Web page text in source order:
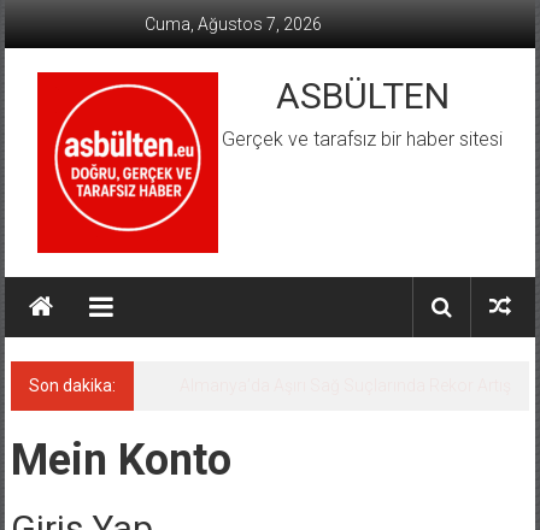
Cuma, Ağustos 7, 2026
ASBÜLTEN
Gerçek ve tarafsız bir haber sitesi
Son dakika:
Mein Konto